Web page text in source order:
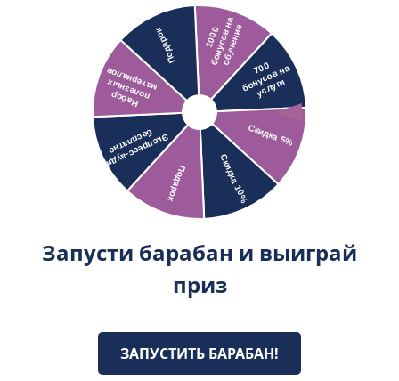
Запусти барабан и выиграй
приз
ЗАПУСТИТЬ БАРАБАН!